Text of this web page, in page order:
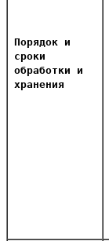
Порядок и
сроки
обработки и
хранения